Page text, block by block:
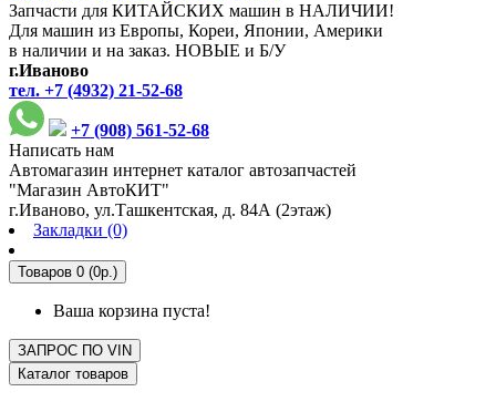
Запчасти для КИТАЙСКИХ машин в НАЛИЧИИ!
Для машин из Европы, Кореи, Японии, Америки
в наличии и на заказ. НОВЫЕ и Б/У
г.Иваново
тел. +7 (4932) 21-52-68
+7 (908) 561-52-68
Написать нам
Автомагазин интернет каталог автозапчастей
"Магазин АвтоКИТ"
г.Иваново, ул.Ташкентская, д. 84А (2этаж)
Закладки (0)
Товаров 0 (0р.)
Ваша корзина пуста!
ЗАПРОС ПО VIN
Каталог товаров